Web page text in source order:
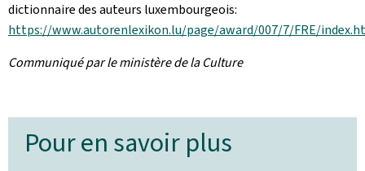
dictionnaire des auteurs luxembourgeois:
https://www.autorenlexikon.lu/page/award/007/7/FRE/
Communiqué par le ministère de la Culture
Pour en savoir plus